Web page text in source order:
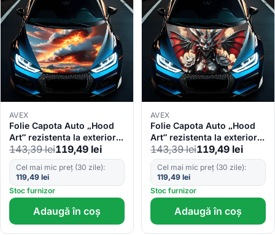
AVEX
Folie Capota Auto „Hood
Art” rezistenta la exterior,
marime S (150 x 110cm) –
Cod: AVX-CAPOTA-024S
143,39lei119,49 lei
Cel mai mic preț (30 zile):
119,49 lei
Stoc furnizor
Adaugă în coș
AVEX
Folie Capota Auto „Hood
Art” rezistenta la exterior,
marime S (150 x 110cm) –
Cod: AVX-CAPOTA-027S
143,39lei119,49 lei
Cel mai mic preț (30 zile):
119,49 lei
Stoc furnizor
Adaugă în coș